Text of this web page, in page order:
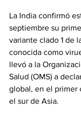
La India confirmó
septiembre su
variante clado 1 de
conocida como
llevó a la
Salud (OMS) a
global, en el primer
el sur de Asia.